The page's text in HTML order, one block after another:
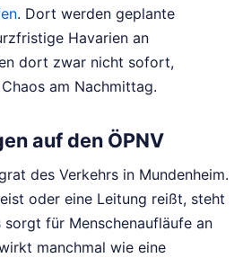
. Dort werden geplante
Havarien an
dort zwar nicht sofort,
am Nachmittag.
auf den ÖPNV
des Verkehrs in Mundenheim.
oder eine Leitung reißt, steht
für Menschenaufläufe an
manchmal wie eine